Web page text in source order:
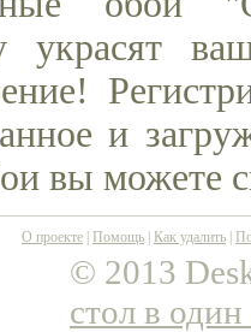
украсят
и
вы можете
О проекте Помощь Как удалить
© 2013
стол в